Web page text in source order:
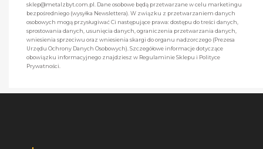
sklep@metalzbyt.com.pl. Dane osobowe będą przetwarzane w celu marketingu
bezpośredniego (wysyłka Newslettera). W związku z przetwarzaniem danych
osobowych mogą przysługiwać Ci następujące prawa: dostępu do treści danych,
sprostowania danych, usunięcia danych, ograniczenia przetwarzania danych,
wniesienia sprzeciwu oraz wniesienia skargi do organu nadzorczego (Prezesa
Urzędu Ochrony Danych Osobowych). Szczegółowe informacje dotyczące
obowiązku informacyjnego znajdziesz w Regulaminie Sklepu i Polityce
Prywatności.